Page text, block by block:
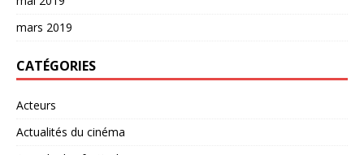
mars 2019
CATÉGORIES
Acteurs
Actualités du cinéma